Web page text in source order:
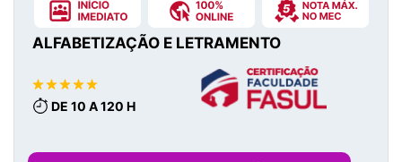
ALFABETIZAÇÃO E LETRAMENTO
DE 10 A 120 H